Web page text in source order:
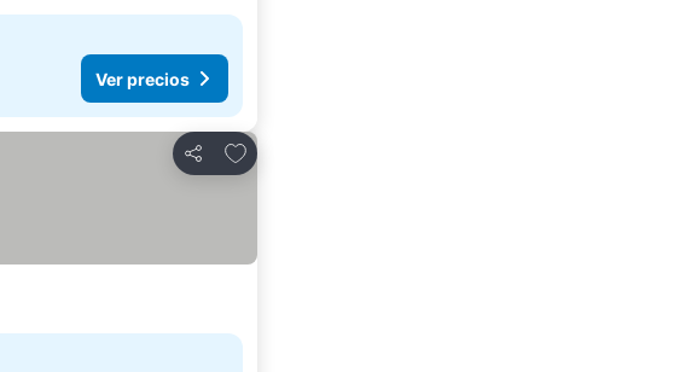
Ver precios
Compartir
Añadir a favoritos